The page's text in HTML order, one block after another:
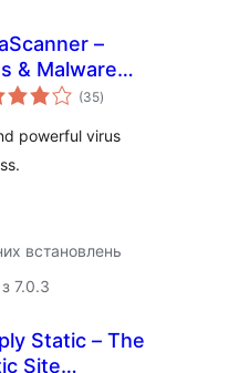
–
& Malware
(35загальний
рейтинг
)
powerful virus
встановлень
7.0.3
Static – The
Site